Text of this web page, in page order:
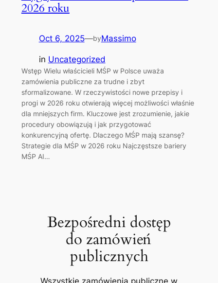
2026 roku
Oct 6, 2025—byMassimo
in Uncategorized
Wstęp Wielu właścicieli MŚP w Polsce uważa
zamówienia publiczne za trudne i zbyt
sformalizowane. W rzeczywistości nowe przepisy i
progi w 2026 roku otwierają więcej możliwości właśnie
dla mniejszych firm. Kluczowe jest zrozumienie, jakie
procedury obowiązują i jak przygotować
konkurencyjną ofertę. Dlaczego MŚP mają szansę?
Strategie dla MŚP w 2026 roku Najczęstsze bariery
MŚP AI…
Bezpośredni dostęp
do zamówień
publicznych
Wszystkie zamówienia publiczne w